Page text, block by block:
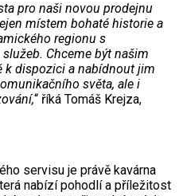
pro naši novou prodejnu
místem bohaté historie a
regionu s
Chceme být našim
k dispozici a nabídnout jim
světa, ale i
“ říká Tomáš Krejza,
servisu je právě kavárna
nabízí pohodlí a příležitost